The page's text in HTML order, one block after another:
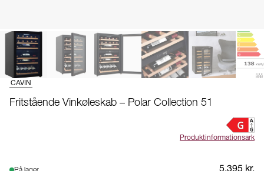
CAVIN
Fritstående Vinkøleskab – Polar Collection 51
Produktinformationsark
5.395 kr.